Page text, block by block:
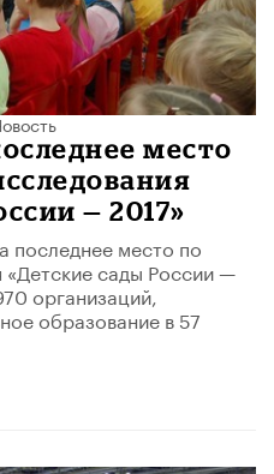
место
— 2017»
последнее место по
«Детские сады России —
организаций,
образование в 57